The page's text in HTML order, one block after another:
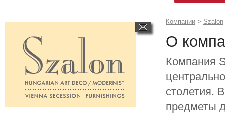
Компании > Szalon
О
Компания
столетия.
предметы